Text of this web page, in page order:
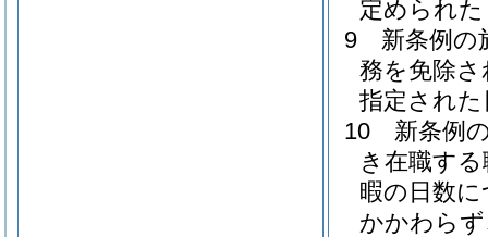
定められ
9
新条例の
務を免除
指定され
10
新条例
き在職す
暇の日数
かかわら